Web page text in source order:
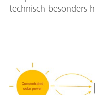
technisch besonders